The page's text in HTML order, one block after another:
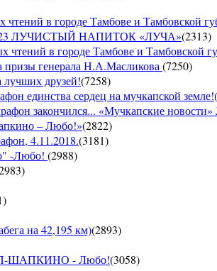
чтений в городе Тамбове и Тамбовской
23 ЛУЧИСТЫЙ НАПИТОК «ЛУЧА»(2313)
чтений в городе Тамбове и Тамбовской
призы генерала Н.А.Масликова(7250)
лучших друзей!(7258)
единства сердец на мучкапской земле!(
закончился... «Мучкапские новости»
– Любо!»(2822)
4.11.2018.(3181)
-Любо! (2988)
)
)
на 42,195 км)(2893)
ШАПКИНО - Любо!(3058)